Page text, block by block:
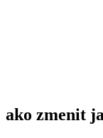
ako zmenit